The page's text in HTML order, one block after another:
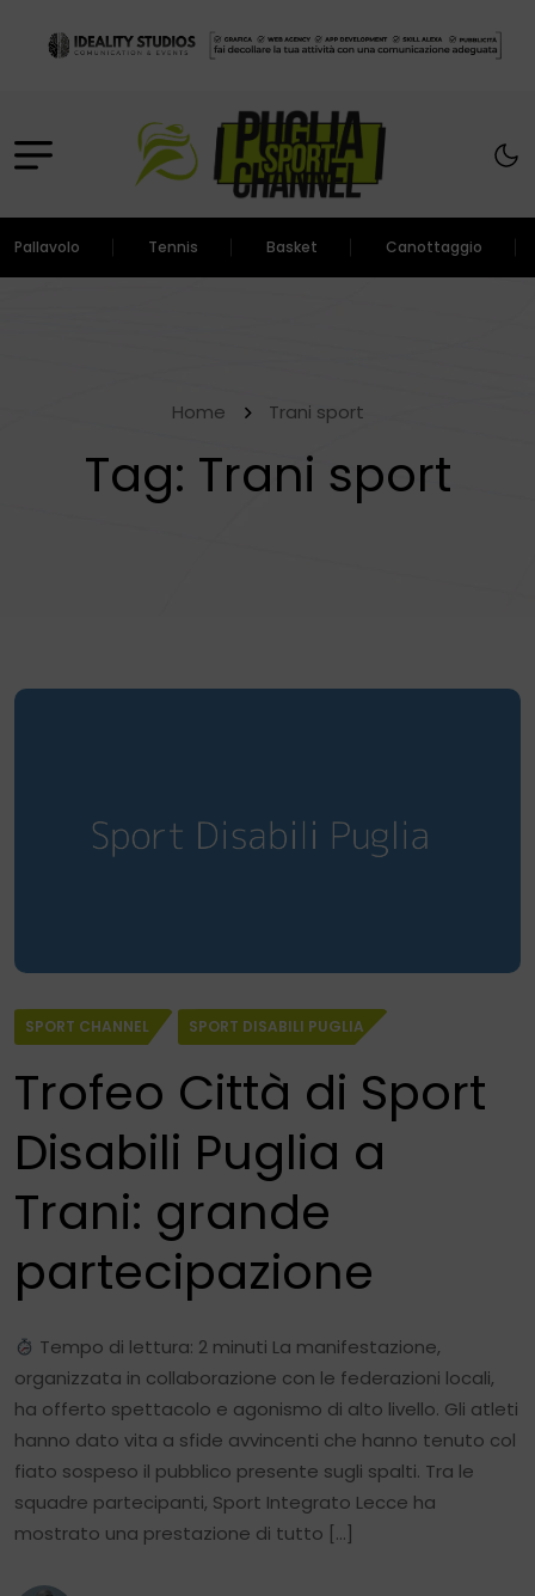
Pallavolo Tennis Basket Canottaggio
Home Trani sport
Tag: Trani sport
SPORT CHANNEL SPORT DISABILI PUGLIA
Trofeo Città di Sport
Disabili Puglia a
Trani: grande
partecipazione
Tempo di lettura: 2 minuti La manifestazione,
organizzata in collaborazione con le federazioni locali,
ha offerto spettacolo e agonismo di alto livello. Gli atleti
hanno dato vita a sfide avvincenti che hanno tenuto col
fiato sospeso il pubblico presente sugli spalti. Tra le
squadre partecipanti, Sport Integrato Lecce ha
mostrato una prestazione di tutto […]